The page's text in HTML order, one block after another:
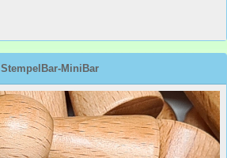
StempelBar-MiniBar